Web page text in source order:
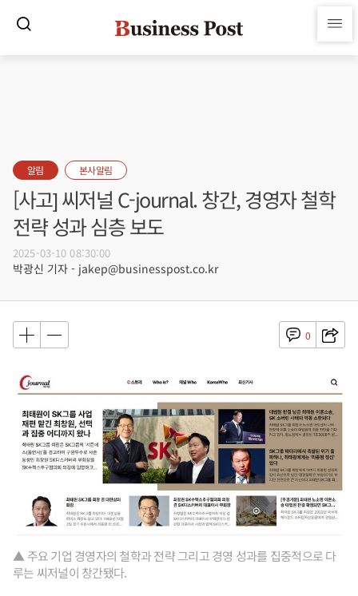
알림 본사알림
[사고] 씨저널 C-journal. 창간, 경영자 철학
전략 성과 심층 보도
2025-03-10 08:30:00
박광신 기자 - jakep@businesspost.co.kr
0
▲ 주요 기업 경영자의 철학과 전략 그리고 경영 성과를 집중적으로 다
루는 씨저널이 창간됐다.